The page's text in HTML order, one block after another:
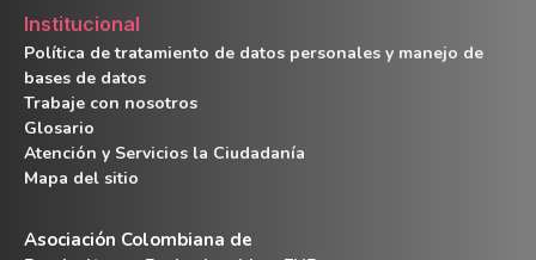
Institucional
Política de tratamiento de datos personales y manejo de
bases de datos
Trabaje con nosotros
Glosario
Atención y Servicios la Ciudadanía
Mapa del sitio
Asociación Colombiana de